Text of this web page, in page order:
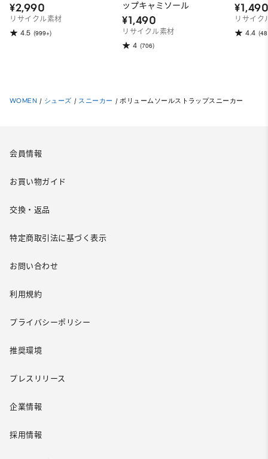
¥2,990
リサイクル素材
4.5 (999+)
ップキャミソール
¥1,490
リサイクル素材
4 (706)
リサイク
4.4
WOMEN / シューズ / スニーカー / ボリュームソールストラップスニーカー
会員情報
お買い物ガイド
交換・返品
特定商取引法に基づく表示
お問い合わせ
利用規約
プライバシーポリシー
推奨環境
プレスリリース
企業情報
採用情報